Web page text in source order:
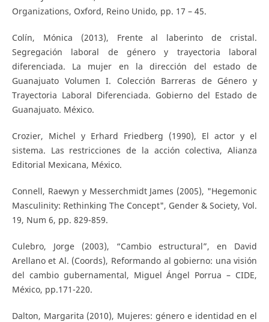
Organizations, Oxford, Reino Unido, pp. 17 – 45.
Colín, Mónica (2013), Frente al laberinto de cristal.
Segregación laboral de género y trayectoria laboral
diferenciada. La mujer en la dirección del estado de
Guanajuato Volumen I. Colección Barreras de Género y
Trayectoria Laboral Diferenciada. Gobierno del Estado de
Guanajuato. México.
Crozier, Michel y Erhard Friedberg (1990), El actor y el
sistema. Las restricciones de la acción colectiva, Alianza
Editorial Mexicana, México.
Connell, Raewyn y Messerchmidt James (2005), "Hegemonic
Masculinity: Rethinking The Concept", Gender & Society, Vol.
19, Num 6, pp. 829-859.
Culebro, Jorge (2003), “Cambio estructural”, en David
Arellano et Al. (Coords), Reformando al gobierno: una visión
del cambio gubernamental, Miguel Ángel Porrua – CIDE,
México, pp.171-220.
Dalton, Margarita (2010), Mujeres: género e identidad en el